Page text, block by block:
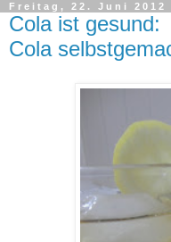
Freitag, 22. Juni 2012
Cola ist gesund:
Cola